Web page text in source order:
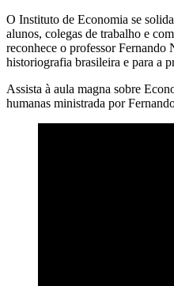
O Instituto de Economia se
alunos, colegas de trabalho e
reconhece o professor Fernando
historiografia brasileira e para a
Assista à aula magna sobre
humanas ministrada por